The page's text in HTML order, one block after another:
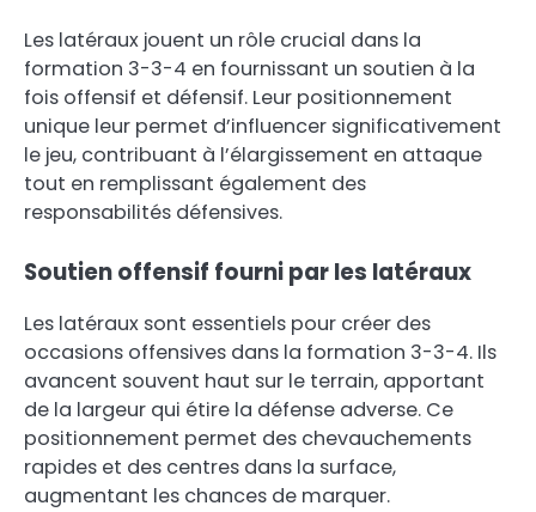
Les latéraux jouent un rôle crucial dans la
formation 3-3-4 en fournissant un soutien à la
fois offensif et défensif. Leur positionnement
unique leur permet d’influencer significativement
le jeu, contribuant à l’élargissement en attaque
tout en remplissant également des
responsabilités défensives.
Soutien offensif fourni par les latéraux
Les latéraux sont essentiels pour créer des
occasions offensives dans la formation 3-3-4. Ils
avancent souvent haut sur le terrain, apportant
de la largeur qui étire la défense adverse. Ce
positionnement permet des chevauchements
rapides et des centres dans la surface,
augmentant les chances de marquer.